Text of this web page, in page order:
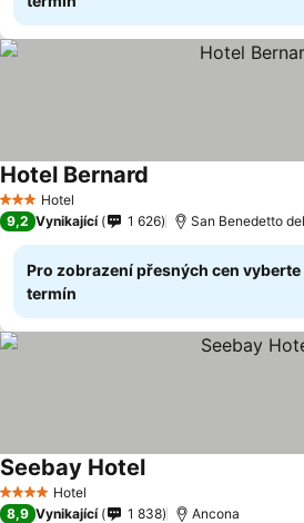
3 Počet hvězdiček
Hotel
Hotel Bernard
9,2 Vynikající 1 626 San Benedetto
Pro zobrazení přesných cen vyberte
termín
4 Počet hvězdiček
Hotel
Seebay Hotel
8,9 Vynikající 1 838 Ancona